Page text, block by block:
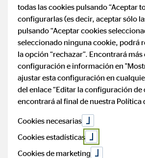
todas las cookies pulsando “Aceptar
configurarlas (es decir, aceptar sólo
pulsando “Aceptar cookies
seleccionado ninguna cookie, podrá
la opción “rechazar”. Encontrará
configuración e información en
ajustar esta configuración en
del enlace “Editar la configuración de
encontrará al final de nuestra Política
Cookies necesarias
Cookies estadísticas
Cookies de marketing